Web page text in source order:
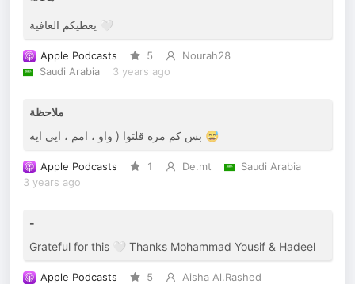
يعطيكم العافية 🤍
Apple Podcasts 5
Nourah28
Saudi Arabia
3 years ago
ملاحظة
بس كم مره قلتوا ( واو ، امم ، ايي ايه 😅
Apple Podcasts 1 De.mt
Saudi Arabia
3 years ago
-
Grateful for this 🤍 Thanks Mohammad Yousif & Hadeel
Apple Podcasts 5
Aisha Al.Rashed